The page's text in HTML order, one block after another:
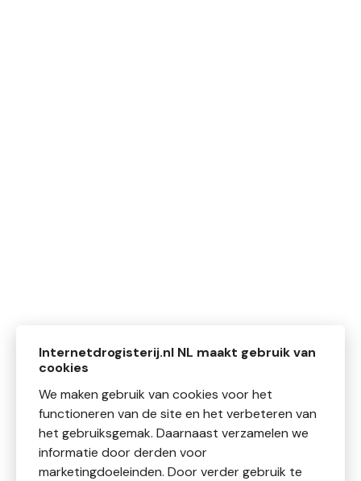
Internetdrogisterij.nl NL maakt gebruik van
cookies
We maken gebruik van cookies voor het
functioneren van de site en het verbeteren van
het gebruiksgemak. Daarnaast verzamelen we
informatie door derden voor
marketingdoeleinden. Door verder gebruik te